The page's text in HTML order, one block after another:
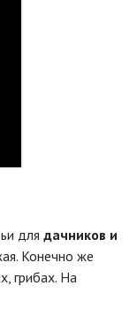
для дачников и
Конечно же
грибах. На